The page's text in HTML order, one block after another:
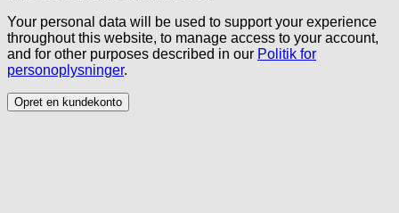
Your personal data will be used to support your experience
throughout this website, to manage access to your account,
and for other purposes described in our Politik for
personoplysninger.
Opret en kundekonto